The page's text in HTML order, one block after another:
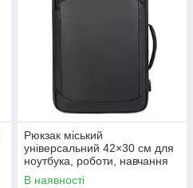
Рюкзак міський
універсальний 42×30 см для
ноутбука, роботи, навчання
та подорожей KAY
В наявності